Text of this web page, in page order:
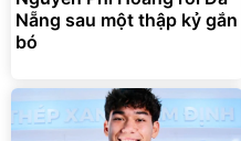
Nẵng sau một thập kỷ gắn
bó